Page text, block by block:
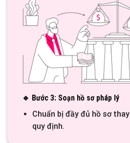
🔹 Bước 3: Soạn hồ sơ pháp lý
Chuẩn bị đầy đủ hồ sơ
quy định.